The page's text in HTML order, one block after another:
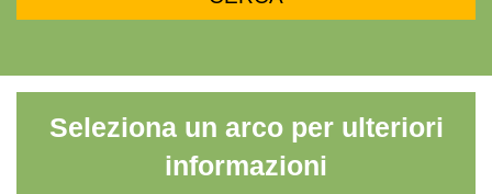
Seleziona un arco per ulteriori
informazioni